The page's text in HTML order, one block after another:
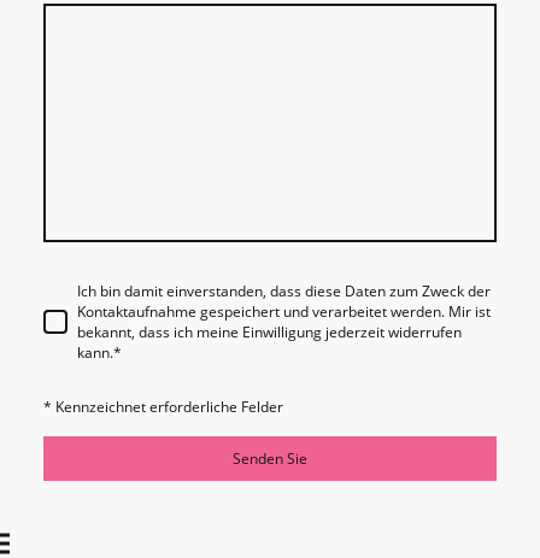
Ich bin damit einverstanden, dass diese Daten zum Zweck der
Kontaktaufnahme gespeichert und verarbeitet werden. Mir ist
bekannt, dass ich meine Einwilligung jederzeit widerrufen
kann.*
* Kennzeichnet erforderliche Felder
Senden Sie